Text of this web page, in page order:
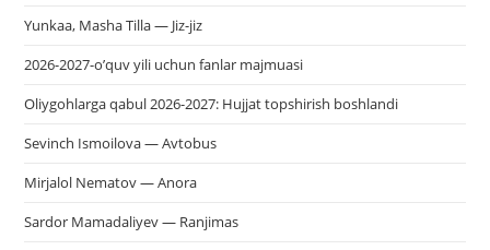
Yunkaa, Masha Tilla — Jiz-jiz
2026-2027-o’quv yili uchun fanlar majmuasi
Oliygohlarga qabul 2026-2027: Hujjat topshirish boshlandi
Sevinch Ismoilova — Avtobus
Mirjalol Nematov — Anora
Sardor Mamadaliyev — Ranjimas